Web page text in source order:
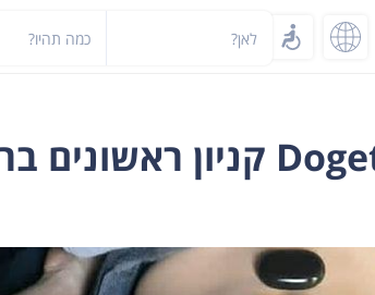
לאן? כמה תהיו?